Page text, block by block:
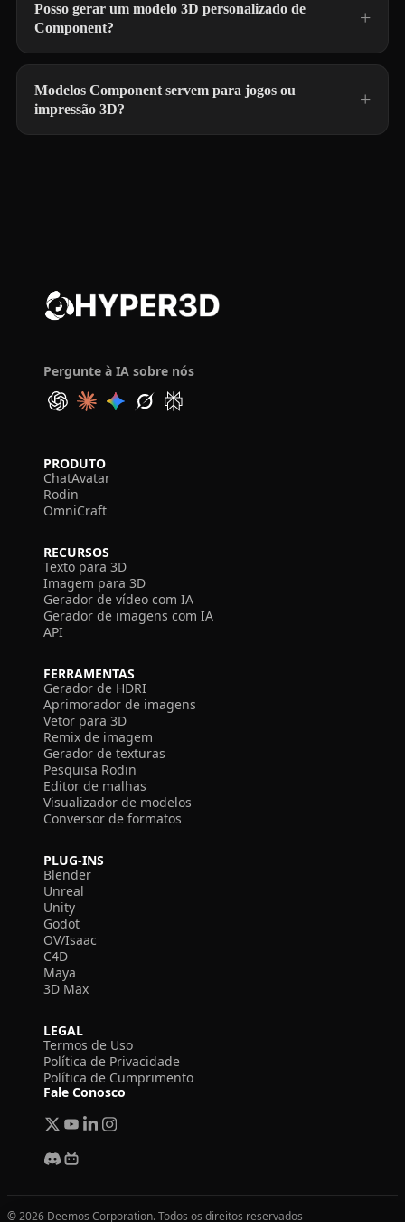
Posso gerar um modelo 3D personalizado de
Component?
Modelos Component servem para jogos ou
impressão 3D?
Pergunte à IA sobre nós
PRODUTO
ChatAvatar
Rodin
OmniCraft
RECURSOS
Texto para 3D
Imagem para 3D
Gerador de vídeo com IA
Gerador de imagens com IA
API
FERRAMENTAS
Gerador de HDRI
Aprimorador de imagens
Vetor para 3D
Remix de imagem
Gerador de texturas
Pesquisa Rodin
Editor de malhas
Visualizador de modelos
Conversor de formatos
PLUG-INS
Blender
Unreal
Unity
Godot
OV/Isaac
C4D
Maya
3D Max
LEGAL
Termos de Uso
Política de Privacidade
Política de Cumprimento
Fale Conosco
© 2026 Deemos Corporation. Todos os direitos reservados